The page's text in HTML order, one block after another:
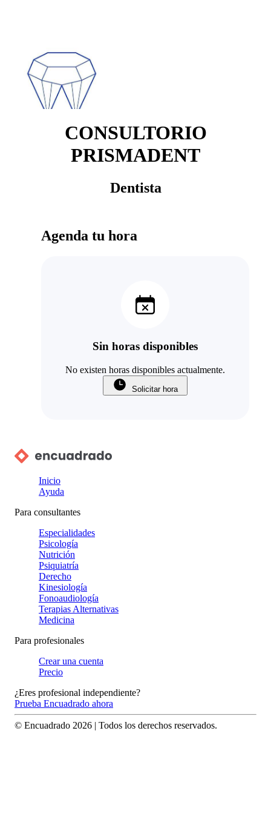
CONSULTORIO
PRISMADENT
Dentista
Agenda tu hora
Sin horas disponibles
No existen horas disponibles actualmente.
Solicitar hora
Inicio
Ayuda
Para consultantes
Especialidades
Psicología
Nutrición
Psiquiatría
Derecho
Kinesiología
Fonoaudiología
Terapias Alternativas
Medicina
Para profesionales
Crear una cuenta
Precio
¿Eres profesional independiente?
Prueba Encuadrado ahora
© Encuadrado 2026 | Todos los derechos reservados.